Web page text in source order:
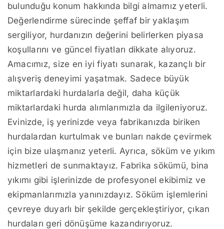
bulunduğu konum hakkında bilgi almamız yeterli.
Değerlendirme sürecinde şeffaf bir yaklaşım
sergiliyor, hurdanızın değerini belirlerken piyasa
koşullarını ve güncel fiyatları dikkate alıyoruz.
Amacımız, size en iyi fiyatı sunarak, kazançlı bir
alışveriş deneyimi yaşatmak. Sadece büyük
miktarlardaki hurdalarla değil, daha küçük
miktarlardaki hurda alımlarımızla da ilgileniyoruz.
Evinizde, iş yerinizde veya fabrikanızda biriken
hurdalardan kurtulmak ve bunları nakde çevirmek
için bize ulaşmanız yeterli. Ayrıca, söküm ve yıkım
hizmetleri de sunmaktayız. Fabrika sökümü, bina
yıkımı gibi işlerinizde de profesyonel ekibimiz ve
ekipmanlarımızla yanınızdayız. Söküm işlemlerini
çevreye duyarlı bir şekilde gerçekleştiriyor, çıkan
hurdaları geri dönüşüme kazandırıyoruz.